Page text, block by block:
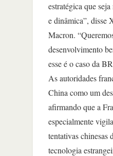
estratégica que
e dinâmica”, disse
Macron.
desenvolvimento
esse é o caso da
As autoridades
China como um
afirmando que a
especialmente
tentativas chinesas
tecnologia